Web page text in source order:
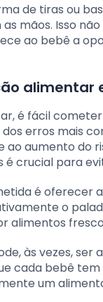
de tiras ou
mãos. Isso
ao bebê a
alimentar
é fácil
erros mais
ao aumento do
crucial para
é oferecer
o
alimentos
às vezes,
cada bebê
um